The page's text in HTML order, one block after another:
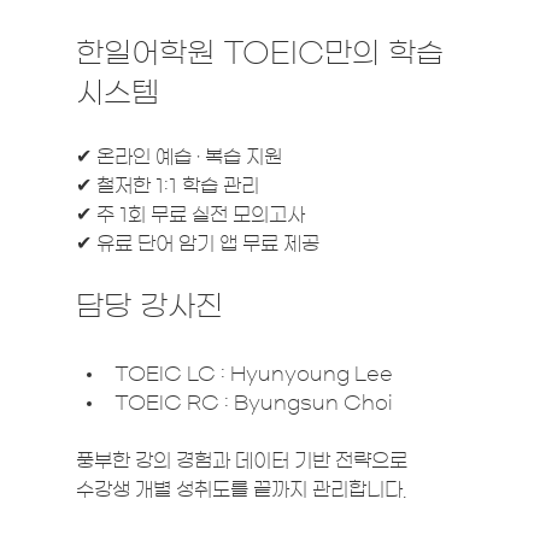
한일어학원 TOEIC만의 학습
시스템
✔ 온라인 예습 · 복습 지원
✔ 철저한 1:1 학습 관리
✔ 주 1회 무료 실전 모의고사
✔ 유료 단어 암기 앱 무료 제공
담당 강사진
TOEIC LC : Hyunyoung Lee
TOEIC RC : Byungsun Choi
풍부한 강의 경험과 데이터 기반 전략으로
수강생 개별 성취도를 끝까지 관리합니다.